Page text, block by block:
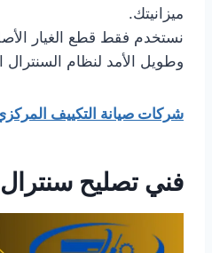
ميزانيتك.
نستخدم فقط قطع الغيار
وطويل الأمد لنظام
شركات صيانة التكييف المركزي في
فني تصليح